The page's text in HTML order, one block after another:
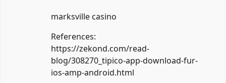
marksville casino
References:
https://zekond.com/read-
blog/308270_tipico-app-download-fur-
ios-amp-android.html